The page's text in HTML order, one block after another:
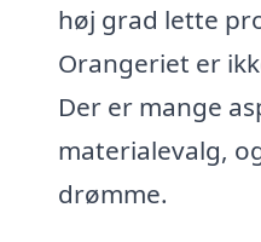
høj grad lette
Orangeriet er
Der er mange
materialevalg,
drømme.